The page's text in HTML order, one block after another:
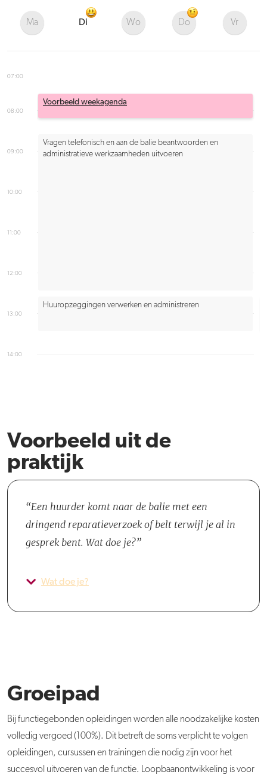
Ma Di Wo Do Vr
07:00
08:00
09:00
10:00
11:00
12:00
13:00
14:00
Vragen telefonisch en aan de balie beantwoorden en
administratieve werkzaamheden uitvoeren
Huuropzeggingen verwerken en administreren
Voorbeeld weekagenda
Voorbeeld uit de
praktijk
Een huurder komt naar de balie met een
dringend reparatieverzoek of belt terwijl je al in
gesprek bent. Wat doe je?
Wat doe je?
Groeipad
Bij functiegebonden opleidingen worden alle noodzakelijke kosten
volledig vergoed (100%). Dit betreft de soms verplicht te volgen
opleidingen, cursussen en trainingen die nodig zijn voor het
succesvol uitvoeren van de functie. Loopbaanontwikkeling is voor